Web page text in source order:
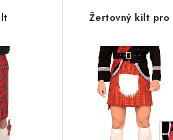
Žertovný kilt pro